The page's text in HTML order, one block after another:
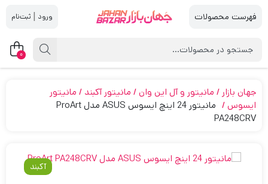
|
0
جهان بازار مانیتور و آل این وان مانیتور آکبند
مانیتور
ایسوس
مانیتور 24 اینچ ایسوس ASUS مدل ProArt
PA248CRV
آکبند